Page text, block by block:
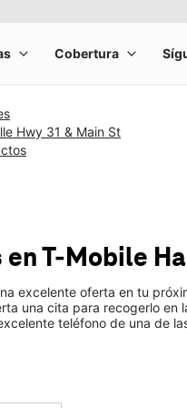
Hwy 31 & Main St
en T-Mobile
excelente oferta en tu
una cita para recogerlo en
teléfono de una de